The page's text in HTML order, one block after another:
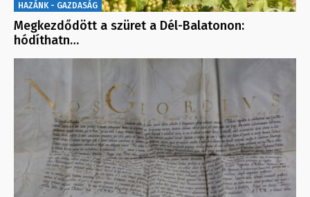
HAZÁNK - GAZDASÁG
Megkezdődött a szüret a Dél-Balatonon:
hódíthatn…